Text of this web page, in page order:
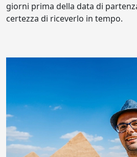
giorni prima della data di
certezza di riceverlo in tempo.